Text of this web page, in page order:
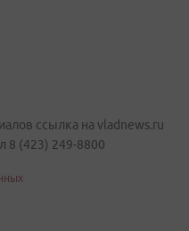
ссылка на vladnews.ru
8 (423) 249-8800